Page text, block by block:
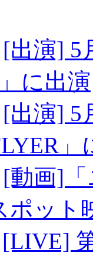
[出演] 5
に出演
[出演] 5
[動画]
ポット
[LIVE]